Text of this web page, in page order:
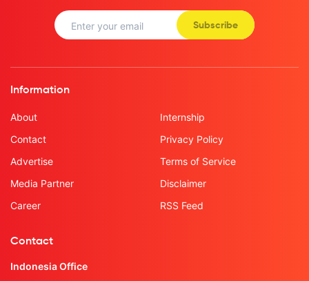
Subscribe
Information
About
Contact
Advertise
Media Partner
Career
Internship
Privacy Policy
Terms of Service
Disclaimer
RSS Feed
Contact
Indonesia Office